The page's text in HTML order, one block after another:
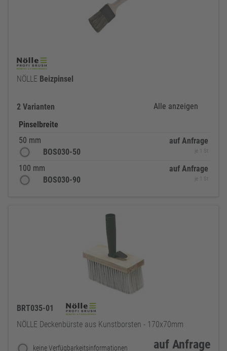
NÖLLE Beizpinsel
2 Varianten
Alle anzeigen
Pinselbreite
50 mm
BOS030-50
auf Anfrage
je 1 St
100 mm
BOS030-90
auf Anfrage
je 1 St
BRT035-01
NÖLLE Deckenbürste aus Kunstborsten - 170x70mm
keine Verfügbarkeitsinformationen auf Anfrage